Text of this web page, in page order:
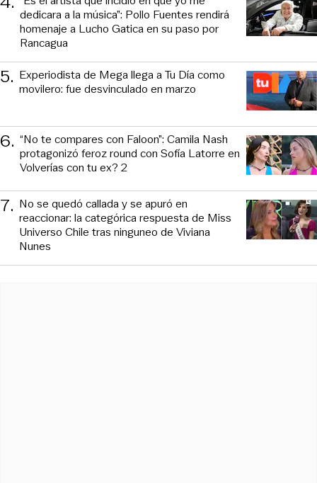
dedicara a la música”: Pollo Fuentes rendirá
homenaje a Lucho Gatica en su paso por
Rancagua
5. Experiodista de Mega llega a Tu Día como
movilero: fue desvinculado en marzo
6. “No te compares con Faloon”: Camila Nash
protagonizó feroz round con Sofía Latorre en
Volverías con tu ex? 2
7. No se quedó callada y se apuró en
reaccionar: la categórica respuesta de Miss
Universo Chile tras ninguneo de Viviana
Nunes